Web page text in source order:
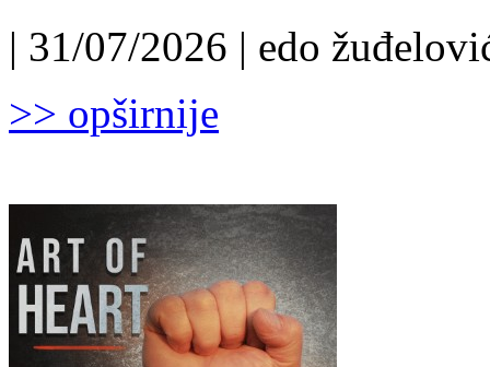
| 31/07/2026 | edo
>> opširnije